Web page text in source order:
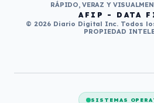
RÁPIDO, VERAZ Y
AFIP - DATA
© 2026 Diario Digital Inc. Todos
PROPIEDAD
SISTEMAS